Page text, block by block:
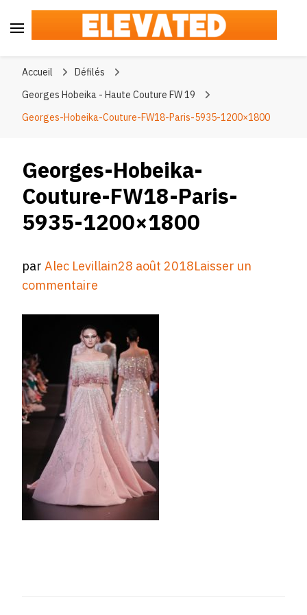
Accueil
Défilés
Georges Hobeika - Haute Couture FW 19
Georges-Hobeika-Couture-FW18-Paris-5935-1200×1800
Georges-Hobeika-
Couture-FW18-Paris-
5935-1200×1800
parAlec Levillain28 août 2018Laisser un
commentaire
Couture-
FW18-
Paris-
5935-
1200×1800